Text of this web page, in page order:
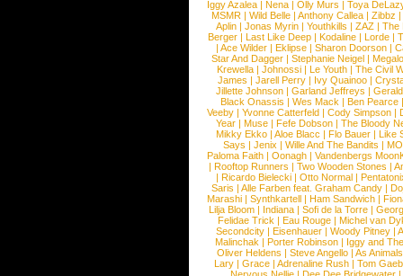
Iggy Azalea | Nena | Olly Murs | Toya
MSMR |Wild Belle |Anthony Callea |Zibbz
Aplin | Jonas Myrin | Youthkills | ZAZ | The
Berger |Last Like Deep |Kodaline |Lorde |
|Ace Wilder |Eklipse |Sharon Doorson |
Star And Dagger | Stephanie Neigel |
Krewella | Johnossi | Le Youth | The Civil
James | Jarell Perry | Ivy Quainoo |
Jillette Johnson | Garland Jeffreys |
Black Onassis | Wes Mack | Ben Pearce
Veeby | Yvonne Catterfeld | Cody Simpson |
Year |Muse |Fefe Dobson |The Bloody
Mikky Ekko | Aloe Blacc | Flo Bauer | Like
Says | Jenix | Wille And The Bandits | MO
Paloma Faith |Oonagh |Vandenbergs
|Rooftop Runners |Two Wooden Stones |
| Ricardo Bielecki | Otto Normal |
Saris | Alle Farben feat. Graham Candy |
Marashi | Synthkartell | Ham Sandwich |
Lilja Bloom | Indiana | Sofi de la Torre |
Felidae Trick | Eau Rouge | Michel van
Secondcity |Eisenhauer |Woody Pitney |
Malinchak |Porter Robinson | Iggy and
Oliver Heldens |Steve Angello |As Animals
Lary | Grace | Adrenaline Rush | Tom